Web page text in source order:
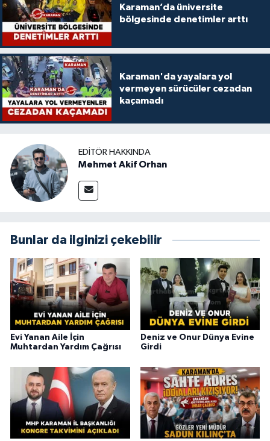
Karaman’da üniversite
bölgesinde denetimler arttı
Karaman'da yayalara yol
vermeyen sürücüler cezadan
kaçamadı
EDITÖR HAKKINDA
Mehmet Akif Orhan
Bunlar da ilginizi çekebilir
Evi Yanan Aile İçin
Muhtardan Yardım Çağrısı
Deniz ve Onur Dünya Evine
Girdi